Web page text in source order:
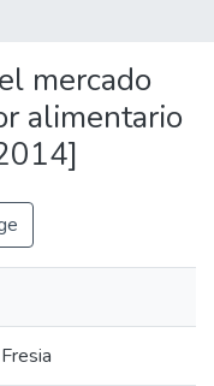
mercado
alimentario